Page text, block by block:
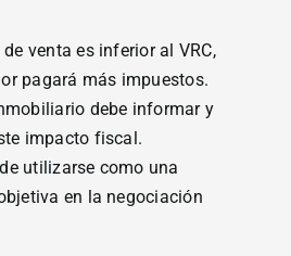
venta es inferior al VRC,
pagará más impuestos.
debe informar y
impacto fiscal.
utilizarse como una
en la negociación